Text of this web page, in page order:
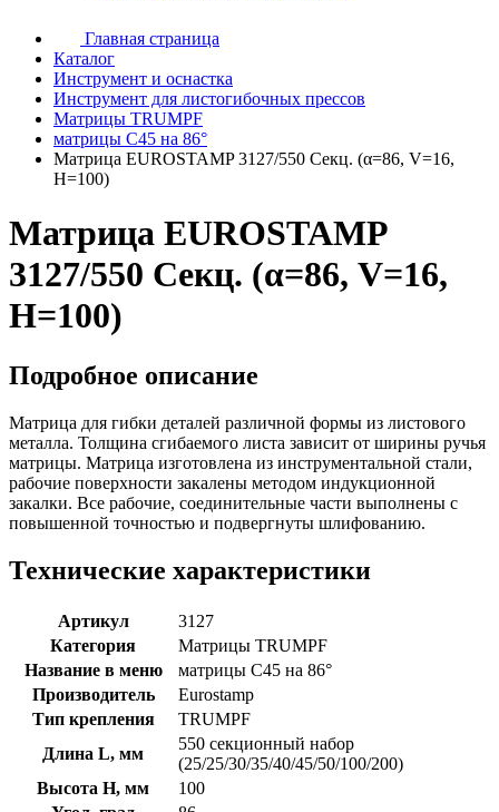
Главная страница
Каталог
Инструмент и оснастка
Инструмент для листогибочных прессов
Матрицы TRUMPF
матрицы C45 на 86°
Матрица EUROSTAMP 3127/550 Секц. (α=86, V=16,
H=100)
Матрица EUROSTAMP
3127/550 Секц. (α=86, V=16,
H=100)
Подробное описание
Матрица для гибки деталей различной формы из листового
металла. Толщина сгибаемого листа зависит от ширины ручья
матрицы. Матрица изготовлена из инструментальной стали,
рабочие поверхности закалены методом индукционной
закалки. Все рабочие, соединительные части выполнены с
повышенной точностью и подвергнуты шлифованию.
Технические характеристики
Артикул
3127
Категория
Матрицы TRUMPF
Название в меню
матрицы C45 на 86°
Производитель
Eurostamp
Тип крепления
TRUMPF
Длина L, мм
550 секционный набор
(25/25/30/35/40/45/50/100/200)
Высота H, мм
100